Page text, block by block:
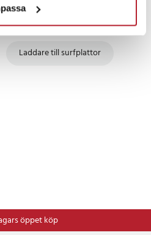
Laddare till surfplattor
öppet köp